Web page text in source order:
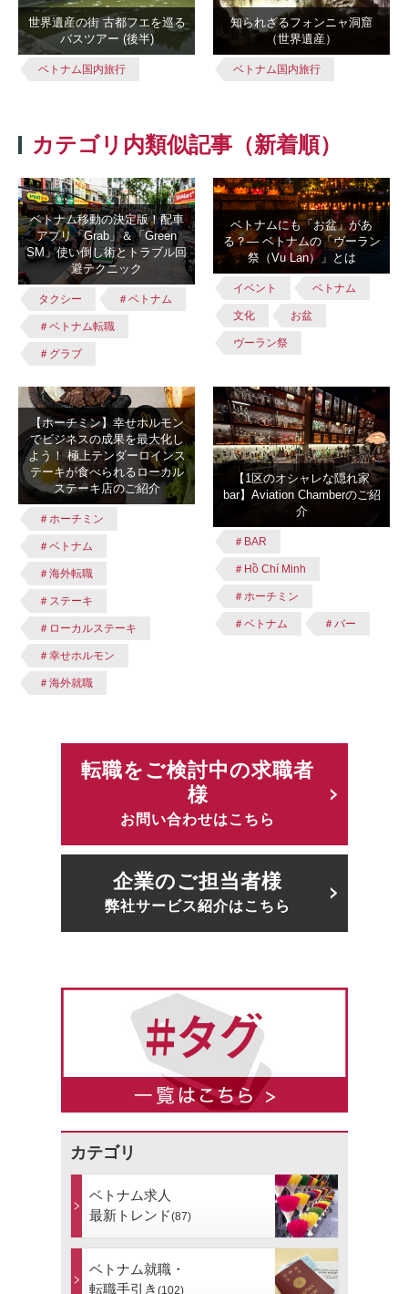
世界遺産の街 古都フエを巡る
バスツアー (後半)
ベトナム国内旅行
知られざるフォンニャ洞窟
（世界遺産）
ベトナム国内旅行
カテゴリ内類似記事（新着順）
ベトナム移動の決定版！配車
アプリ「Grab」＆「Green
SM」使い倒し術とトラブル回
避テクニック
タクシー ＃ベトナム
＃ベトナム転職
＃グラブ
ベトナムにも「お盆」があ
る？― ベトナムの「ヴーラン
祭（Vu Lan）」とは
イベント ベトナム
文化 お盆
ヴーラン祭
【ホーチミン】幸せホルモン
でビジネスの成果を最大化し
よう！ 極上テンダーロインス
テーキが食べられるローカル
ステーキ店のご紹介
＃ホーチミン
＃ベトナム
＃海外転職
＃ステーキ
＃ローカルステーキ
＃幸せホルモン
＃海外就職
【1区のオシャレな隠れ家
bar】Aviation Chamberのご紹
介
＃BAR
＃Hồ Chí Minh
＃ホーチミン
＃ベトナム ＃バー
転職をご検討中の求職者
様
お問い合わせはこちら
企業のご担当者様
弊社サービス紹介はこちら
カテゴリ
ベトナム求人
最新トレンド(87)
ベトナム就職・
転職手引き (102)